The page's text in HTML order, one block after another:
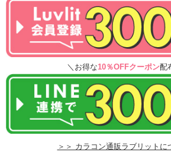
＼お得な10％OFFクーポン配
＞＞ カラコン通販ラブリットに